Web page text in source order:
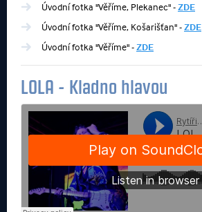
Úvodní fotka "Věříme, Plekanec" -ZDE
Úvodní fotka "Věříme, Košarišťan" -ZDE
Úvodní fotka "Věříme" -ZDE
LOLA - Kladno hlavou